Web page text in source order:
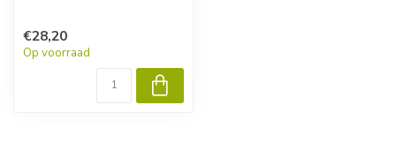
€28,20
Op voorraad